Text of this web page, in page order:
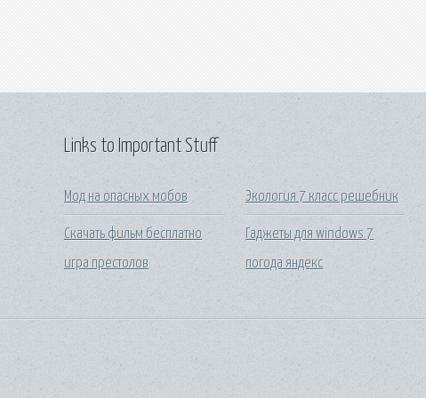
Links to Important Stuff
Мод на опасных мобов
Скачать фильм бесплатно
игра престолов
Экология 7 класс решебник
Гаджеты для windows 7
погода яндекс